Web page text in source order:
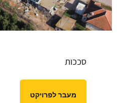
סככות
מעבר לפרויקט